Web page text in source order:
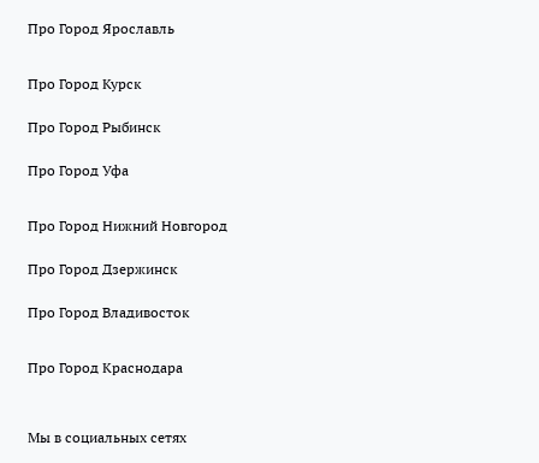
Про Город Ярославль
Про Город Курск
Про Город Рыбинск
Про Город Уфа
Про Город Нижний Новгород
Про Город Дзержинск
Про Город Владивосток
Про Город Краснодара
Мы в социальных сетях